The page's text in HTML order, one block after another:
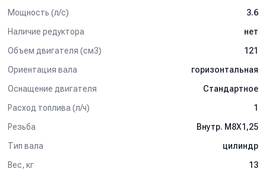
гарантируют быстрый и легкий пуск двигателя. Все двигатели
Honda оборудованы cпециальным датчиком, размыкающим
цепь зажигания при падении уровня масла в картере.
предназначены для широкого применения: садово-огородного
оборудования (резчиков швов, виброплит),
сельскохозяйственной техники и силовой продукции
Данный товар доступен для сборки «под ключ».
Мощность (л/с)
3.6
Наличие редуктора
нет
Объем двигателя (см3)
121
Ориентация вала
горизонтальная
Оснащение двигателя
Стандартное
Расход топлива (л/ч)
1
Резьба
Внутр. M8X1,25
Тип вала
цилиндр
Вес, кг
13